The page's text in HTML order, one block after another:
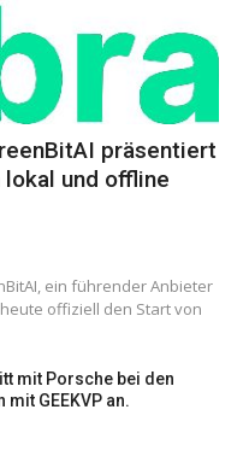
präsentiert
und offline
ein führender Anbieter
offiziell den Start von
mit Porsche bei den
mit GEEKVP an.